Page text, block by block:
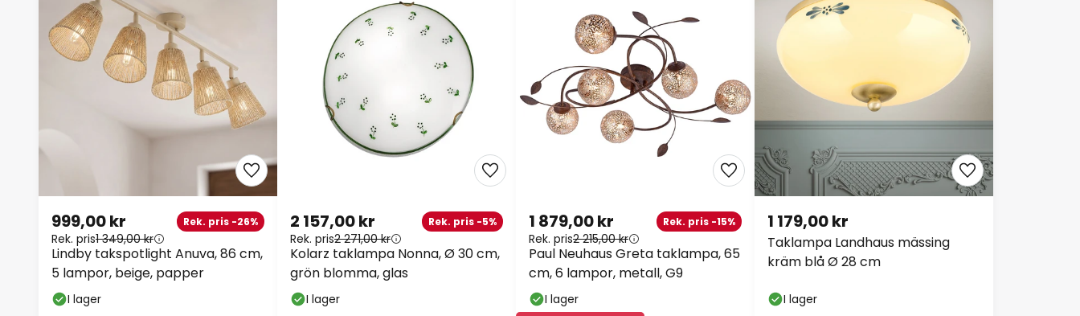
Lindby takspotlight Anuva, 86 cm,
5 lampor, beige, papper
999,00 kr Rek. pris -26%
Rek. pris1 349,00 kr
I lager
Kolarz taklampa Nonna, Ø 30 cm,
grön blomma, glas
2 157,00 kr Rek. pris -5%
Rek. pris2 271,00 kr
I lager
Paul Neuhaus Greta taklampa, 65
cm, 6 lampor, metall, G9
1 879,00 kr Rek. pris -15%
Rek. pris2 215,00 kr
I lager
Taklampa Landhaus mässing
kräm blå Ø 28 cm
1 179,00 kr
I lager